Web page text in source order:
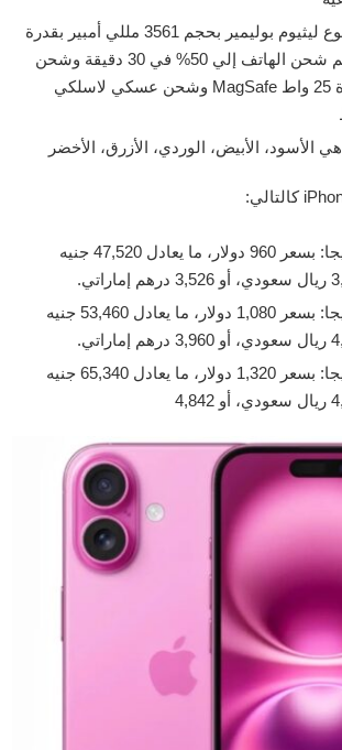
البطارية من نوع ليثيوم بوليمير بحجم 3561 مللي أمبير بقدرة
شحن حيث يتم شحن الهاتف إلي 50% في 30 دقيقة وشحن
لاسلكي بقدرة 25 واط MagSafe وشحن عسكي لاسلكي
الأسود، الأبيض، الوردي، الأزرق، الأخضر
للنسخة 128 جيجا: بسعر 960 دولار، ما يعادل 47,520 جنيه
للنسخة 256 جيجا: بسعر 1,080 دولار، ما يعادل 53,460 جنيه
للنسخة 512 جيجا: بسعر 1,320 دولار، ما يعادل 65,340 جنيه